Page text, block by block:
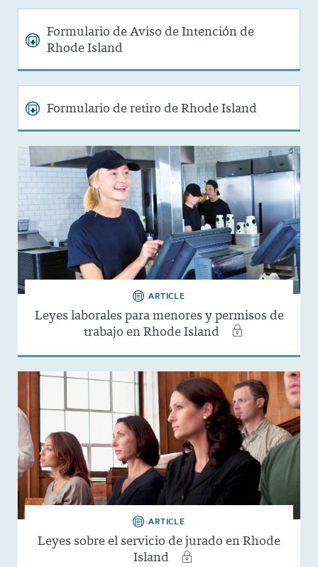
Formulario de Aviso de Intención de
Rhode Island
Formulario de retiro de Rhode Island
ARTICLE
Leyes laborales para menores y permisos de
trabajo en Rhode Island
ARTICLE
Leyes sobre el servicio de jurado en Rhode
Island